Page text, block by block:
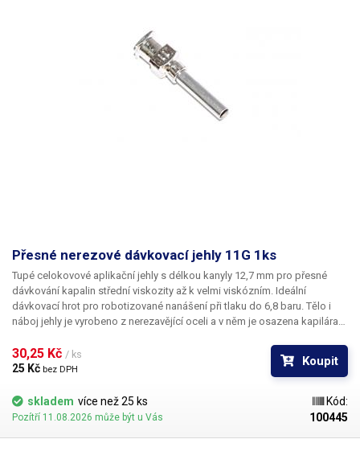
Přesné nerezové dávkovací jehly 11G 1ks
Tupé celokovové aplikační jehly s délkou kanyly 12,7 mm pro přesné
dávkování kapalin střední viskozity až k velmi viskózním. Ideální
dávkovací hrot pro robotizované nanášení při tlaku do 6,8 baru. Tělo i
náboj jehly je vyrobeno z nerezavějící oceli a v něm je osazena kapilára
povrchu a přesné dodržení vnitřních průměrů jehly a proto je povrch
kapiláry elektrolyticky leštěn.
30,25 Kč / ks
25 Kč bez DPH
Koupit
skladem více než 25 ks
Pozítří 11.08.2026 může být u Vás
Kód:
100445